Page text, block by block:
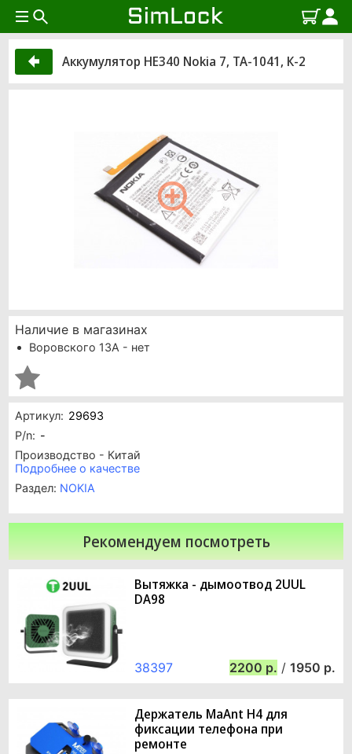
Аккумулятор HE340 Nokia 7, TA-1041, К-2
Артикул: 29693
P/n: -
Производство - Китай
Подробнее о качестве
Раздел: NOKIA
Наличие в магазинах
Воровского 13А - нет
Рекомендуем посмотреть
Вытяжка - дымоотвод 2UUL
DA98
38397 2200 / 1950
Держатель MaAnt H4 для
фиксации телефона при
ремонте